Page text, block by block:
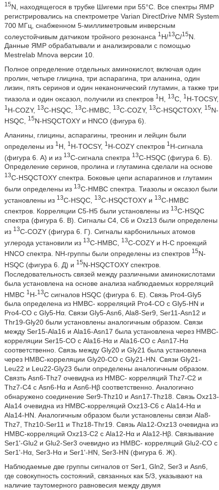
15N, находящегося в трубке Шигеми при 55°С. Все спектры ЯМР
регистрировались на спектрометре Varian DirectDrive NMR System
700 МГц, снабженном 5-миллиметровым инверсным
солеустойчивым датчиком тройного резонанса 1 H/13C/15N.
Данные ЯМР обрабатывали и анализировали с помощью
Mestrelab Mnova версии 10.
Полное определение отдельных аминокислот, включая один
пролин, четыре глицина, три аспарагина, три аланина, один
лизин, пять серинов и один неканонический глутамин, а также три
тиазола и один оксазол, получили из спектров 1 Н, 13С, 1 H-TOCSY,
1 H-COZY, 13С-HSQC, 13С-НМВС, 13C-COZY, 13C-HSQCTOXY, 15N-
HSQC,
15N-HSQCTOXY и HNCO (фигура 6).
Аланины, глицины, аспарагины, треонин и лейцин были
определены из 1 Н, 1 H-TOCSY, 1 H-COZY спектров 1 Н-сигнала
(фигура 6. А) и из 13С-сигнала спектра 13C-HSQC (фигура 6. Б).
Определение серинов, пролина и глутамина сделали на основе
13C-HSQCTOXY спектра. Боковые цепи аспарагинов и глутамин
были определены из 13С-НМВС спектра. Тиазолы и оксазол были
установлены из 13C-HSQC, 13C-HSQCTOXY и 13С-НМВС
спектров. Корреляции С5-Н5 были установлены из 13C-HSQC
спектра (фигура 6. В). Сигналы С4, С6 и Oxz13 были определены
из 13C-COZY (фигура 6. Г). Сигналы карбонильных атомов
углерода установили из 13С-НМВС, 13C-COZY и Н-С проекций
HNCO спектра. NH-группы были определены из спектров 15N-
HSQC (фигура 6. Д) и 15N-HSQCTOXY спектров.
Последовательность связей между различными аминокислотами
была установлена на основе анализа наблюдаемых корреляций
НМВС 1 Н-13С сигналов HSQC (фигура 6. Е). Связь Pro4-Gly5
была определена из НМВС- корреляций Рго4-СО с Gly5-HN и
Pro4-СО с Gly5-Hα. Связи Gly5-Asn6, Ala8-Ser9, Ser11-Asn12 и
Thr19-Gly20 были установлены аналогичным образом. Связи
между Ser15-Ala16 и Ala16-Asn17 была установлена через НМВС-
корреляции Ser15-CO с Ala16-Нα и Ala16-СО с Asn17-Hα
соответственно. Связь между Gly20 и Gly21 была установлена
через НМВС-корреляции Gly20-CO с Gly21-HN. Связи Gly21-
Leu22 и Leu22-Gly23 были определены аналогичным образом.
Связть Asn6-Thz7 очевидна из НМВС- корреляций Thz7-C2 и
Thz7-C4 с Asn6-Hα и Asn6-Hβ соответственно. Аналогично
обнаружено соединение Ser9-Thz10 и Asn17-Thz18. Связь Oxz13-
Ala14 очевидна из НМВС-корреляций Oxz13-С6 с Ala14-Нα и
Ala14-HN. Аналогичным образом были установлены связи Ala8-
Thz7, Thz10-Ser11 и Thz18-Thr19. Связь Ala12-Oxz13 очевидна из
НМВС-корреляций Oxz13-C2 с Ala12-Нα и Ala12-Нβ. Связывание
Ser1'-Glu2 и Glu2-Ser3 очевидно из НМВС- корреляций Glu2-CO с
Ser1'-Нα, Ser3-Hα и Ser1'-HN, Ser3-HN (фигура 6. Ж).
Наблюдаемые две группы сигналов от Ser1, Gln2, Ser3 и Asn6,
где совокупность состояний, связанных как 5/3, указывают на
наличие таутомерного равновесия между двумя